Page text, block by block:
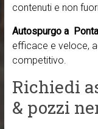
contenuti e non
Autospurgo a
efficace e veloce,
competitivo.
Richiedi
& pozzi